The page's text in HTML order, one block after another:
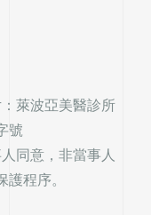
萊波亞美醫診所
號
同意，非當事人
護程序。